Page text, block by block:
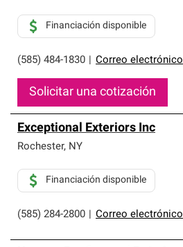
(585) 484-1830 Correo electrónico
Financiación disponible
Solicitar una cotización
Exceptional Exteriors Inc
Rochester, NY
(585) 284-2800 Correo electrónico
Financiación disponible